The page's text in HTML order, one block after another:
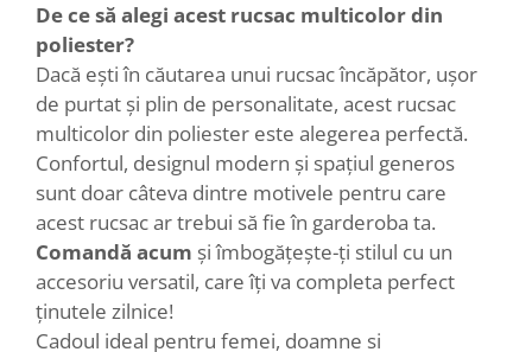
De ce să alegi acest rucsac multicolor din
poliester?
Dacă ești în căutarea unui rucsac încăpător, ușor
de purtat și plin de personalitate, acest rucsac
multicolor din poliester este alegerea perfectă.
Confortul, designul modern și spațiul generos
sunt doar câteva dintre motivele pentru care
acest rucsac ar trebui să fie în garderoba ta.
Comandă acum și îmbogățește-ți stilul cu un
accesoriu versatil, care îți va completa perfect
ținutele zilnice!
Cadoul ideal pentru femei, doamne si